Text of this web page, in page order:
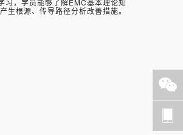
生根源、传导路径分析改善措施。